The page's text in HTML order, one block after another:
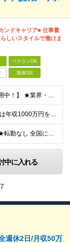
ンドキャリア■ 仕事量
しいスタイルで働けま
ベテランOK
面接1回
【すぐに働きたい方も積極採用中！】 ★業界・職種未経験の方も歓迎…特別な知識は不問です ★年齢不問…40代50代を中心に幅広い年齢層の方が活躍中です ※学歴不問 ≪異業種出身の未経験者も活躍していま
＼高収入の実績あり／ なかには年収1000万円を超えるスペシャリストもいらっしゃいます！ 【完全出来高報酬制】 ★仕事に慣れるまで収入をサポート 1か月目：報酬が通常の2倍 2か月目：報酬が通常の1
≪全国募集≫★原則直行直帰★転勤なし 全国に55の拠点を展開していますので、現在お住いの地域で働けます。また、原則直行直帰で調査を行い、レポート作成はご自宅にて行うことができるため、自分のペースで働け
中に入れる
週休2日/月収50万